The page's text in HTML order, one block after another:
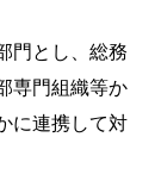
門とし、総務
専門組織等か
に連携して対